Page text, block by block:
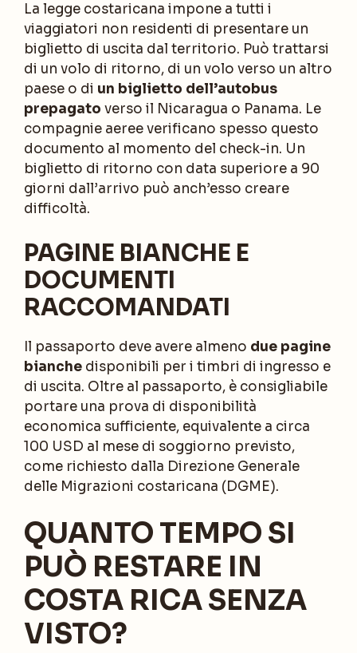
La legge costaricana impone a tutti i
viaggiatori non residenti di presentare un
biglietto di uscita dal territorio. Può trattarsi
di un volo di ritorno, di un volo verso un altro
paese o di un biglietto dell’autobus
prepagato verso il Nicaragua o Panama. Le
compagnie aeree verificano spesso questo
documento al momento del check-in. Un
biglietto di ritorno con data superiore a 90
giorni dall’arrivo può anch’esso creare
difficoltà.
PAGINE BIANCHE E
DOCUMENTI
RACCOMANDATI
Il passaporto deve avere almeno due pagine
bianche disponibili per i timbri di ingresso e
di uscita. Oltre al passaporto, è consigliabile
portare una prova di disponibilità
economica sufficiente, equivalente a circa
100 USD al mese di soggiorno previsto,
come richiesto dalla Direzione Generale
delle Migrazioni costaricana (DGME).
QUANTO TEMPO SI
PUÒ RESTARE IN
COSTA RICA SENZA
VISTO?